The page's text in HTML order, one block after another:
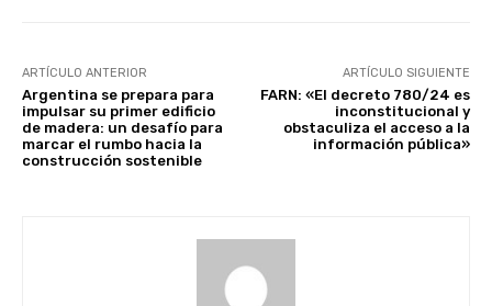
ARTÍCULO ANTERIOR
Argentina se prepara para
impulsar su primer edificio
de madera: un desafío para
marcar el rumbo hacia la
construcción sostenible
ARTÍCULO SIGUIENTE
FARN: «El decreto 780/24 es
inconstitucional y
obstaculiza el acceso a la
información pública»